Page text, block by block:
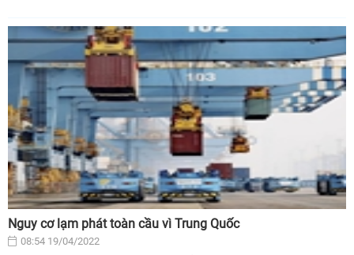
Nguy cơ lạm phát toàn cầu vì Trung Quốc
08:54 19/04/2022